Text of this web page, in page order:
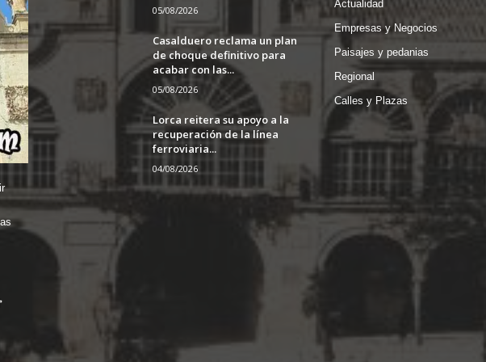
05/08/2026
Casalduero reclama un plan
de choque definitivo para
acabar con las...
05/08/2026
Lorca reitera su apoyo a la
recuperación de la línea
ferroviaria...
04/08/2026
Actualidad
Empresas y Negocios
Paisajes y pedanias
Regional
Calles y Plazas